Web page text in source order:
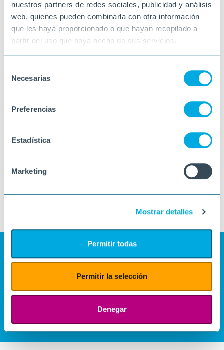
nuestros partners de redes sociales, publicidad y análisis
web, quienes pueden combinarla con otra información
que les haya proporcionado o que hayan recopilado a
partir del uso que haya hecho de sus servicios.
Necesarias
Preferencias
Estadística
Marketing
Mostrar detalles
Permitir todas
Permitir la selección
Denegar